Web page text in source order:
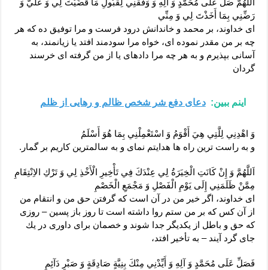
رَضِّنِي بِمَا أَخَذْتَ لِي وَ مِنِّي‏
اى خداوند، بر محمد و خاندانش درود فرست و مرا توفيق ده كه هر
چه بر من مقدر نموده ‏اى، خواه مرا سودمند افتد يا زيانمند، به
آسانى بپذيرم و به هر چه مرا داده‏اى يا از من گرفته‏ اى خرسند
گردان‏
اینم ببین: دعای دفع شر شخص ظالم و رهایی از ظلم
وَ اهْدِنِي لِلَّتِي هِيَ أَقْوَمُ وَ اسْتَعْمِلْنِي بِمَا هُوَ أَسْلَمُ‏
و به راست‏ ترين راه ها هدايتم نماى و به سالم‏ترين كاريم بر گمار.
اَللَّهُمَّ وَ إِنْ كَانَتِ الْخِيَرَةُ لِي عِنْدَكَ فِي تَأْخِيرِ الْأَخْذِ لِي وَ تَرْكِ الاِنْتِقَامِ
مِمَّنْ ظَلَمَنِي إِلَى يَوْمِ الْفَصْلِ وَ مَجْمَعِ الْخَصْمِ‏
اى خداوند، اگر خير من در آن است كه گرفتن حق من و انتقام من
از آن كس كه بر من ستم روا داشته است تا روز باز پسين – روزى
كه حق و باطل از يكديگر جدا شوند و خصمان براى داورى در يك
جاى گرد آيند – به تأخير افتد،
فَصَلِّ عَلَى مُحَمَّدٍ وَ آلِهِ وَ أَيِّدْنِي مِنْكَ بِنِيَّةٍ صَادِقَةٍ وَ صَبْرٍ دَآئِمٍ‏